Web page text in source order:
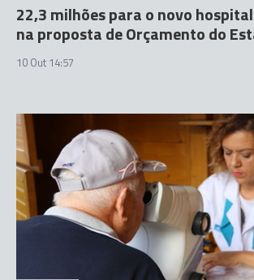
22,3 milhões para o novo
na proposta de Orçamento do
10 Out 14:57